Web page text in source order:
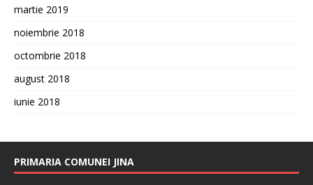
martie 2019
noiembrie 2018
octombrie 2018
august 2018
iunie 2018
PRIMARIA COMUNEI JINA